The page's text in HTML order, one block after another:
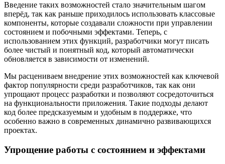
Введение таких возможностей стало значительным шагом
вперёд, так как раньше приходилось использовать классовые
компоненты, которые создавали сложности при управлении
состоянием и побочными эффектами. Теперь, с
использованием этих функций, разработчики могут писать
более чистый и понятный код, который автоматически
обновляется в зависимости от изменений.
Мы расцениваем внедрение этих возможностей как ключевой
фактор популярности среди разработчиков, так как они
упрощают процесс разработки и позволяют сосредоточиться
на функциональности приложения. Такие подходы делают
код более предсказуемым и удобным в поддержке, что
особенно важно в современных динамично развивающихся
проектах.
Упрощение работы с состоянием и эффектами